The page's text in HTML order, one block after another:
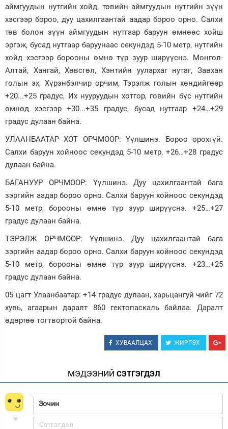
аймгуудын нутгийн хойд, төвийн аймгуудын нутгийн зүүн
хэсгээр бороо, дуу цахилгаантай аадар бороо орно. Салхи
төв болон зүүн аймгуудын нутгаар баруун өмнөөс хойш
эргэж, бусад нутгаар баруунаас секундэд 5-10 метр, нутгийн
хойд хэсгээр борооны өмнө түр зуур ширүүснэ. Монгол-
Алтай, Хангай, Хөвсгөл, Хэнтийн уулархаг нутаг, Завхан
голын эх, Хүрэнбэлчир орчим, Тэрэлж голын хөндийгөөр
+20...+25 градус, Их нууруудын хотгор, говийн бүс нутгийн
өмнөд хэсгээр +30...+35 градус, бусад нутгаар +24…+29
градус дулаан байна.
УЛААНБААТАР ХОТ ОРЧМООР: Үүлшинэ. Бороо орохгүй.
Салхи баруун хойноос секундэд 5-10 метр. +26…+28 градус
дулаан байна.
БАГАНУУР ОРЧМООР: Үүлшинэ. Дуу цахилгаантай бага
зэргийн аадар бороо орно. Салхи баруун хойноос секундэд
5-10 метр, борооны өмнө түр зуур ширүүснэ. +25…+27
градус дулаан байна.
ТЭРЭЛЖ ОРЧМООР: Үүлшинэ. Дуу цахилгаантай бага
зэргийн аадар бороо орно. Салхи баруун хойноос секундэд
5-10 метр, борооны өмнө түр зуур ширүүснэ. +23…+25
градус дулаан байна.
05 цагт Улаанбаатар: +14 градус дулаан, харьцангуй чийг 72
хувь, агаарын даралт 860 гектопаскаль байлаа. Даралт
өдөртөө тогтвортой байна.
ХУВААЛЦАХ ЖИРГЭХ
МЭДЭЭНИЙ СЭТГЭГДЭЛ